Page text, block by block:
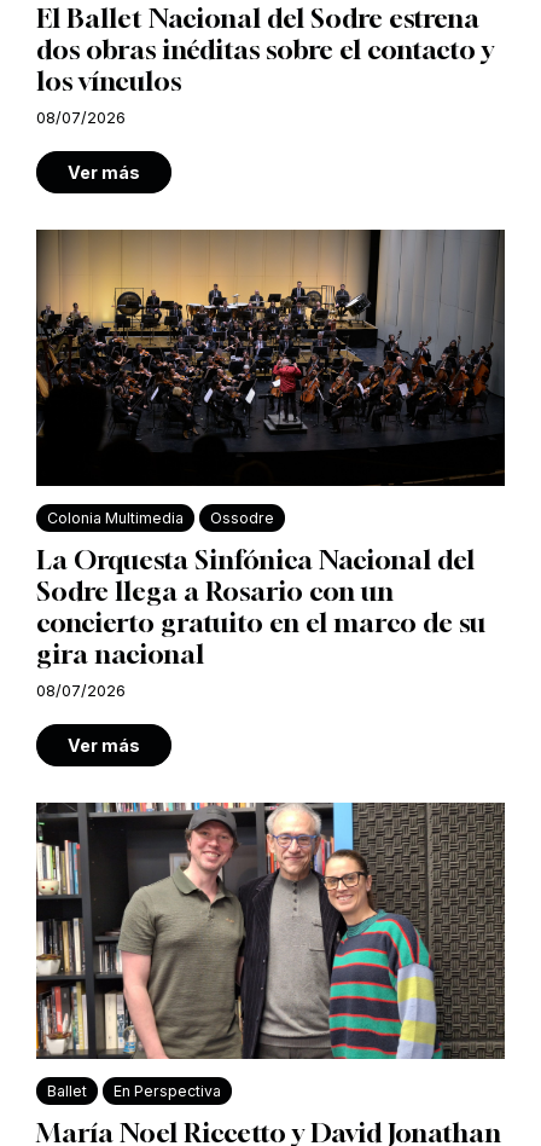
El Ballet Nacional del Sodre estrena
dos obras inéditas sobre el contacto y
los vínculos
08/07/2026
Ver más
Colonia Multimedia Ossodre
La Orquesta Sinfónica Nacional del
Sodre llega a Rosario con un
concierto gratuito en el marco de su
gira nacional
08/07/2026
Ver más
Ballet En Perspectiva
María Noel Riccetto y David Jonathan